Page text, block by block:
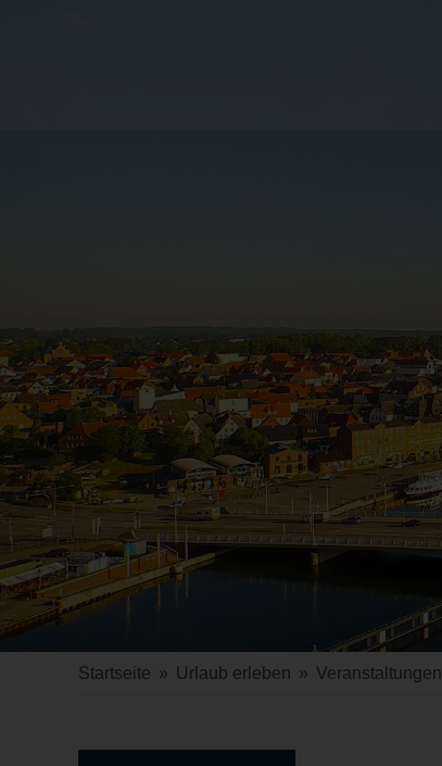
Startseite » Urlaub erleben » Veranstaltungen